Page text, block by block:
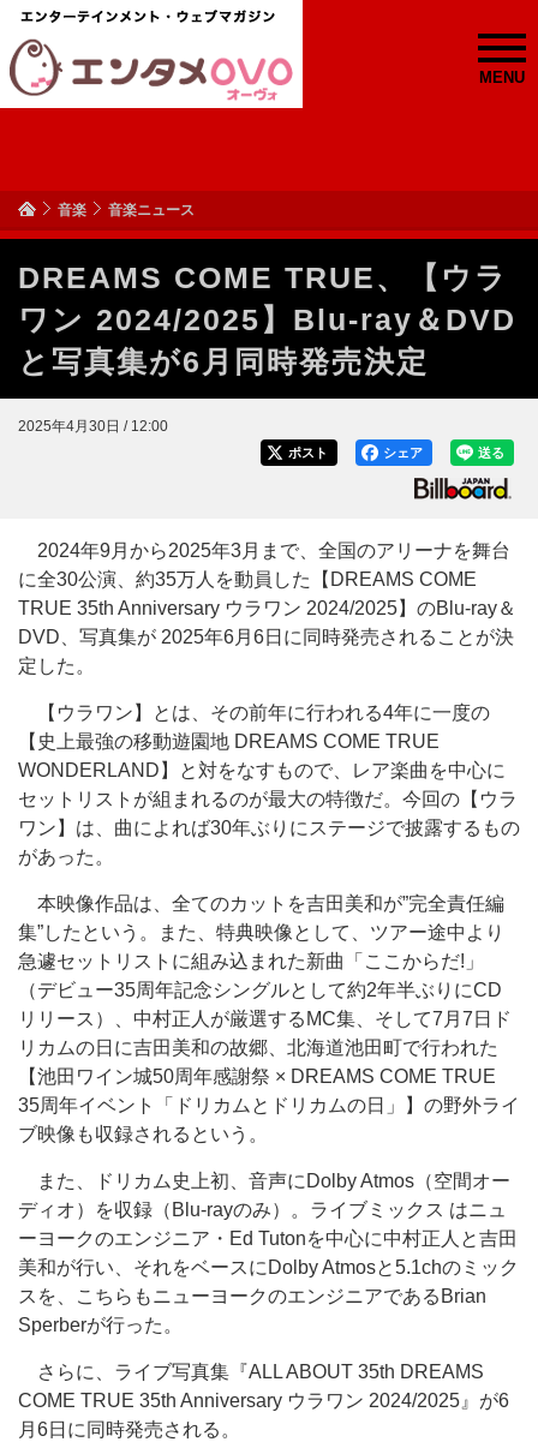
MENU
音楽 音楽ニュース
DREAMS COME TRUE、【ウラ
ワン 2024/2025】Blu-ray＆DVD
と写真集が6月同時発売決定
2025年4月30日 / 12:00
送る
シェア
ポスト
2024年9月から2025年3月まで、全国のアリーナを舞台
に全30公演、約35万人を動員した【DREAMS COME
TRUE 35th Anniversary ウラワン 2024/2025】のBlu-ray＆
DVD、写真集が 2025年6月6日に同時発売されることが決
定した。
【ウラワン】とは、その前年に行われる4年に一度の
【史上最強の移動遊園地 DREAMS COME TRUE
WONDERLAND】と対をなすもので、レア楽曲を中心に
セットリストが組まれるのが最大の特徴だ。今回の【ウラ
ワン】は、曲によれば30年ぶりにステージで披露するもの
があった。
本映像作品は、全てのカットを吉田美和が”完全責任編
集”したという。また、特典映像として、ツアー途中より
急遽セットリストに組み込まれた新曲「ここからだ!」
（デビュー35周年記念シングルとして約2年半ぶりにCD
リリース）、中村正人が厳選するMC集、そして7月7日ド
リカムの日に吉田美和の故郷、北海道池田町で行われた
【池田ワイン城50周年感謝祭 × DREAMS COME TRUE
35周年イベント「ドリカムとドリカムの日」】の野外ライ
ブ映像も収録されるという。
また、ドリカム史上初、音声にDolby Atmos（空間オー
ディオ）を収録（Blu-rayのみ）。ライブミックス はニュ
ーヨークのエンジニア・Ed Tutonを中心に中村正人と吉田
美和が行い、それをベースにDolby Atmosと5.1chのミック
スを、こちらもニューヨークのエンジニアであるBrian
Sperberが行った。
さらに、ライブ写真集『ALL ABOUT 35th DREAMS
COME TRUE 35th Anniversary ウラワン 2024/2025』が6
月6日に同時発売される。